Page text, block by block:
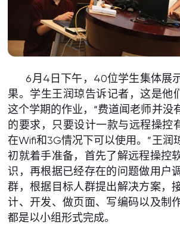
6月4日下午，40位学生集体展
果。学生王润琼告诉记者，这是他
这个学期的作业，“费道闻老师并没
的要求，只要设计一款与远程操控
在Wifi和3G情况下可以使用。”王润
初就着手准备，首先了解远程操控
识，再根据已经存在的问题做用户
群，根据目标人群提出解决方案，
计、开发、做页面、写编码以及制
都是以小组形式完成。